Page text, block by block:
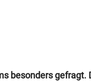
besonders gefragt.